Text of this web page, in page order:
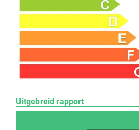
Uitgebreid rapport